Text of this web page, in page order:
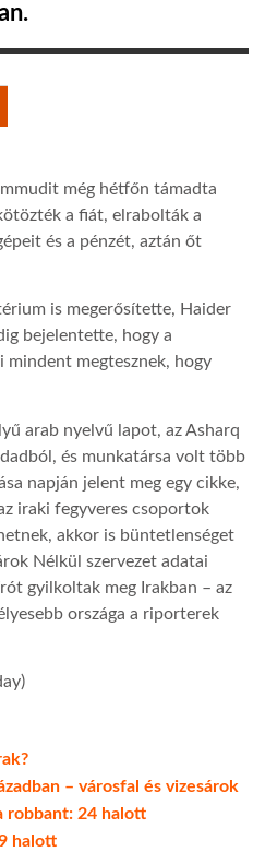
még hétfőn támadta
a fiát, elrabolták a
és a pénzét, aztán őt
is megerősítette, Haider
bejelentette, hogy a
mindent megtesznek, hogy
arab nyelvű lapot, az Asharq
és munkatársa volt több
napján jelent meg egy cikke,
iraki fegyveres csoportok
akkor is büntetlenséget
Nélkül szervezet adatai
gyilkoltak meg Irakban – az
országa a riporterek
– városfal és vizesárok
robbant: 24 halott
halott